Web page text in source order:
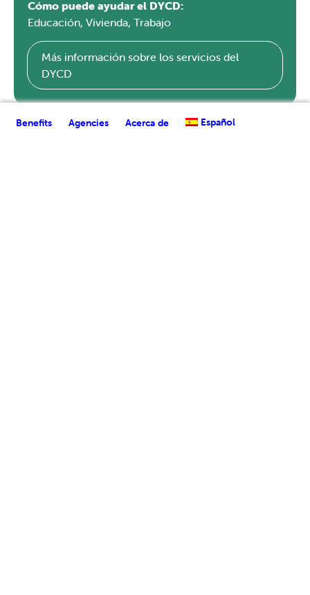
Benefits Agencies Acerca de Español
Cómo puede ayudar el DYCD:
Educación, Vivienda, Trabajo
Más información sobre los servicios del
DYCD